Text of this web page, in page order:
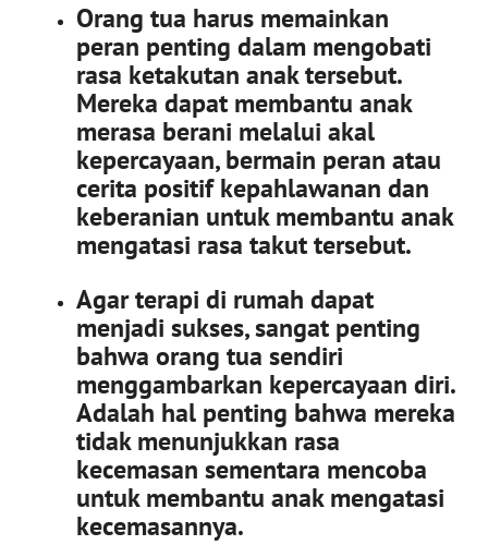
Orang tua harus memainkan
peran penting dalam mengobati
rasa ketakutan anak tersebut.
Mereka dapat membantu anak
merasa berani melalui akal
kepercayaan, bermain peran atau
cerita positif kepahlawanan dan
keberanian untuk membantu anak
mengatasi rasa takut tersebut.
Agar terapi di rumah dapat
menjadi sukses,sangat penting
bahwa orang tua sendiri
menggambarkan kepercayaan diri.
Adalah hal penting bahwa mereka
tidak menunjukkan rasa
kecemasan sementara mencoba
untuk membantu anak mengatasi
kecemasannya.